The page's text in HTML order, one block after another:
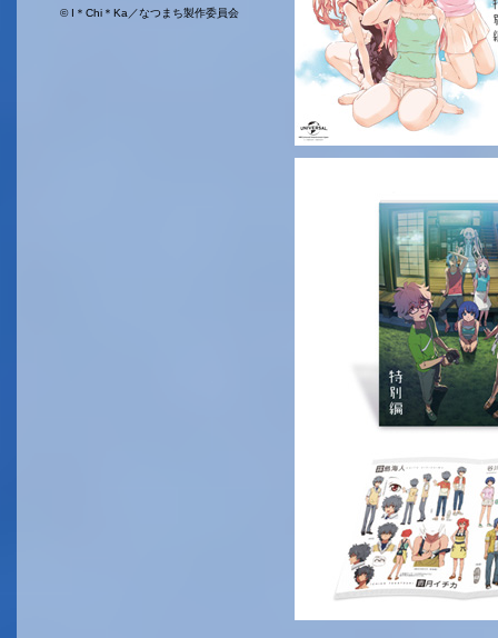
© I＊Chi＊Ka／なつまち製作委員会